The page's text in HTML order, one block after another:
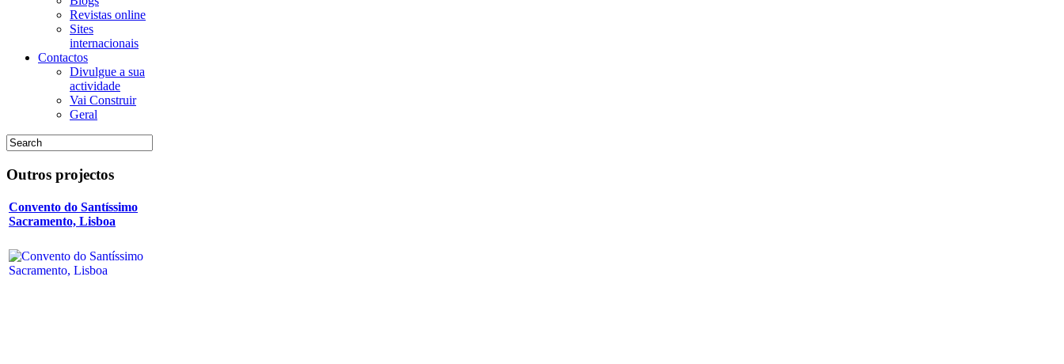
Revistas online
Sites
internacionais
Contactos
Divulgue a sua
actividade
Vai Construir
Geral
Outros projectos
Convento do Santíssimo
Sacramento, Lisboa